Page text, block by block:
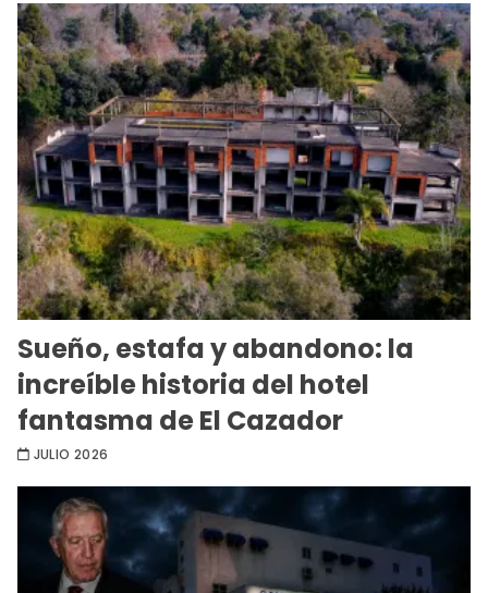
Sueño, estafa y abandono: la
increíble historia del hotel
fantasma de El Cazador
JULIO 2026